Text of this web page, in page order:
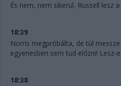
És nem, nem sikerül, Russell lesz
18:39
Norris megpróbálta, de túl
egyenesben sem tud előzni! Lesz-
18:38